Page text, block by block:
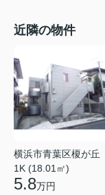
近隣の物件
横浜市青葉区榎が丘
1K (18.01㎡)
5.8万円